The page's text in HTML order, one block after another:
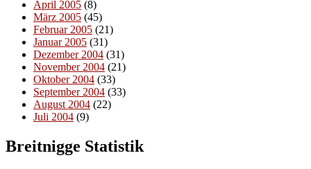
April 2005 (8)
März 2005 (45)
Februar 2005 (21)
Januar 2005 (31)
Dezember 2004 (31)
November 2004 (21)
Oktober 2004 (33)
September 2004 (33)
August 2004 (22)
Juli 2004 (9)
Breitnigge Statistik